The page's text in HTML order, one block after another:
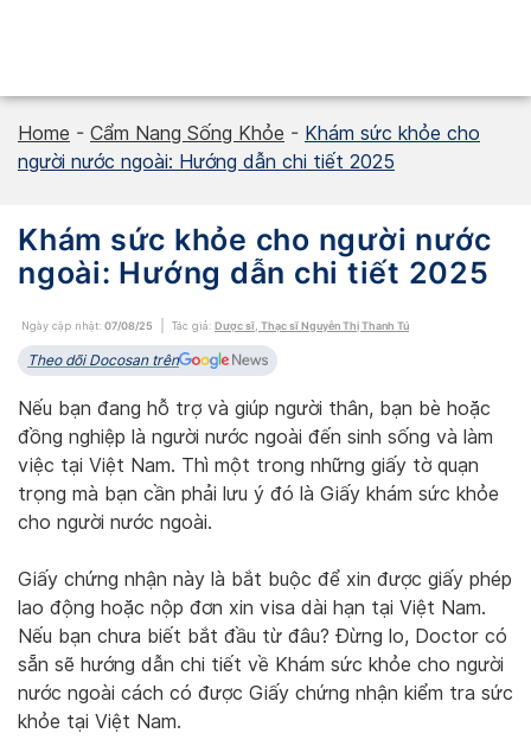
Home - Cẩm Nang Sống Khỏe - Khám sức khỏe cho
người nước ngoài: Hướng dẫn chi tiết 2025
Khám sức khỏe cho người nước
ngoài: Hướng dẫn chi tiết 2025
Ngày cập nhật: 07/08/25 Tác giả: Dược sĩ, Thạc sĩ Nguyễn Thị Thanh Tú
Theo dõi Docosan trên
Nếu bạn đang hỗ trợ và giúp người thân, bạn bè hoặc
đồng nghiệp là người nước ngoài đến sinh sống và làm
việc tại Việt Nam. Thì một trong những giấy tờ quạn
trọng mà bạn cần phải lưu ý đó là Giấy khám sức khỏe
cho người nước ngoài.
Giấy chứng nhận này là bắt buộc để xin được giấy phép
lao động hoặc nộp đơn xin visa dài hạn tại Việt Nam.
Nếu bạn chưa biết bắt đầu từ đâu? Đừng lo, Doctor có
sẵn sẽ hướng dẫn chi tiết về Khám sức khỏe cho người
nước ngoài cách có được Giấy chứng nhận kiểm tra sức
khỏe tại Việt Nam.